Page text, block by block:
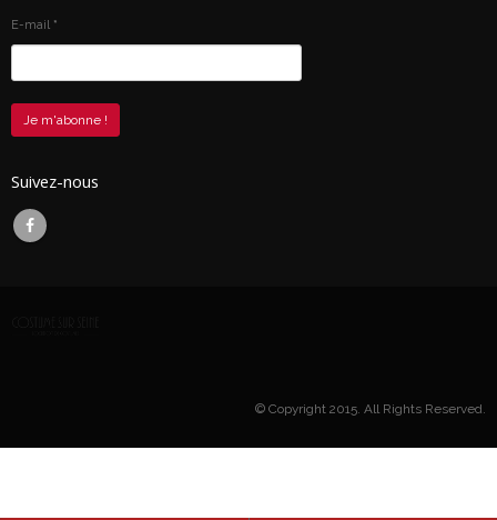
E-mail *
Suivez-nous
© Copyright 2015. All Rights Reserved.